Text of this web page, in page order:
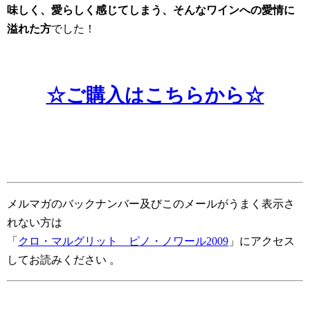
味しく、愛らしく感じてしまう、そんなワインへの愛情に
溢れた方でした！
☆ご購入はこちらから☆
メルマガのバックナンバー及びこのメールがうまく表示さ
れない方は
「 クロ・マルグリット ピノ・ノワール2009 」にアクセス
してお読みください 。